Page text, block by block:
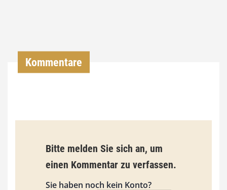
9
3
Kommentare
Bitte melden Sie sich an, um
einen Kommentar zu verfassen.
Sie haben noch kein Konto?